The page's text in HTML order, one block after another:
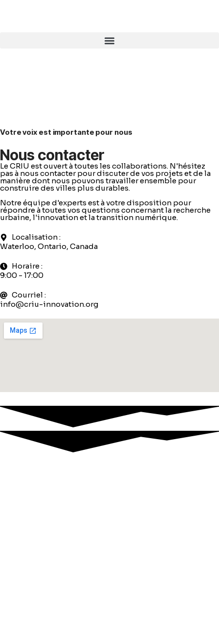
Votre voix est importante pour nous
Nous contacter
Le CRIU est ouvert à toutes les collaborations. N'hésitez
pas à nous contacter pour discuter de vos projets et de la
manière dont nous pouvons travailler ensemble pour
construire des villes plus durables.
Notre équipe d'experts est à votre disposition pour
répondre à toutes vos questions concernant la recherche
urbaine, l'innovation et la transition numérique.
Localisation :
Waterloo, Ontario, Canada
Horaire :
9:00 - 17:00
Courriel :
info@criu-innovation.org